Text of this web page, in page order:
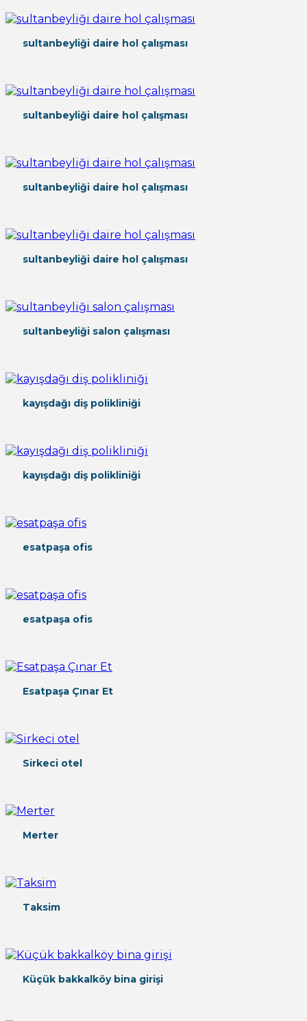
sultanbeyliği daire hol çalışması
sultanbeyliği daire hol çalışması
sultanbeyliği daire hol çalışması
sultanbeyliği daire hol çalışması
sultanbeyliği salon çalışması
kayışdağı diş polikliniği
kayışdağı diş polikliniği
esatpaşa ofis
esatpaşa ofis
Esatpaşa Çınar Et
Sirkeci otel
Merter
Taksim
Küçük bakkalköy bina girişi